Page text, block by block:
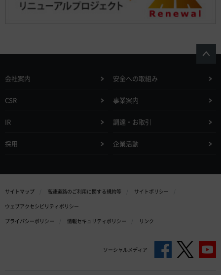
会社案内 安全への取組み
CSR 事業案内
IR 調達・お取引
採用 企業活動
サイトマップ 高速道路のご利用に関する規約等
サイトポリシー
ウェブアクセシビリティポリシー
プライバシーポリシー
情報セキュリティポリシー リンク
ソーシャルメディア